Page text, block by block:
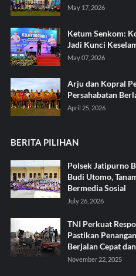
May 17, 2026
Ketum Senkom:
Jadi Kunci
May 07, 2026
Arju dan Kopral
Persahabatan
April 25, 2026
BERITA PILIHAN
Polsek Jatipurno
Budi Utomo,
Bermedia Sosial
July 26, 2026
TNI Perkuat
Pastikan
Berjalan Cepat
November 22, 2025